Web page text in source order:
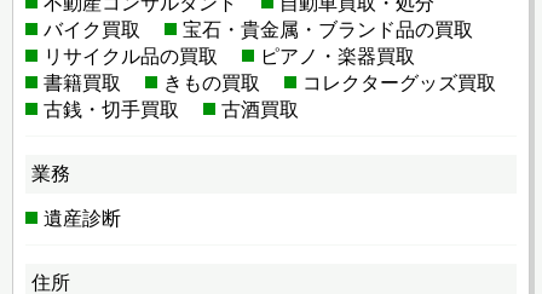
バイク買取
宝石・貴金属・ブランド品の買取
リサイクル品の買取
ピアノ・楽器買取
書籍買取
きもの買取
コレクターグッズ買取
古銭・切手買取
古酒買取
業務
遺産診断
住所